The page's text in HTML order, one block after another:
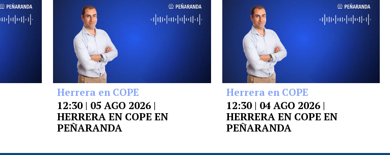
Herrera en COPE
12:30 | 05 AGO 2026 |
HERRERA EN COPE EN
PEÑARANDA
Herrera en COPE
12:30 | 04 AGO 2026 |
HERRERA EN COPE EN
PEÑARANDA